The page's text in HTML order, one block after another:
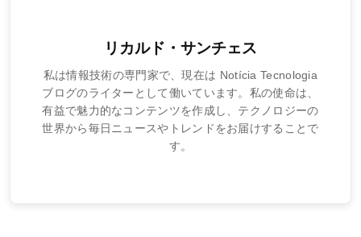
リカルド・サンチェス
私は情報技術の専門家で、現在は Notícia Tecnologia
ブログのライターとして働いています。私の使命は、
有益で魅力的なコンテンツを作成し、テクノロジーの
世界から毎日ニュースやトレンドをお届けすることで
す。